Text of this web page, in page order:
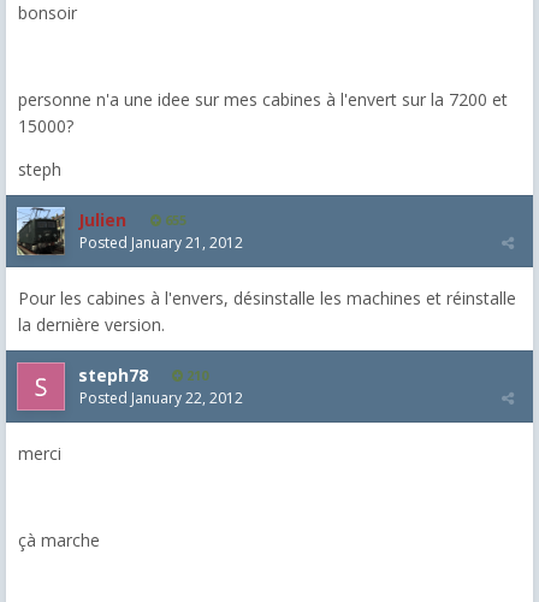
bonsoir
personne n'a une idee sur mes cabines à l'envert sur la 7200 et
15000?
steph
Julien 655
Posted January 21, 2012
Pour les cabines à l'envers, désinstalle les machines et réinstalle
la dernière version.
steph78 210
Posted January 22, 2012
merci
çà marche